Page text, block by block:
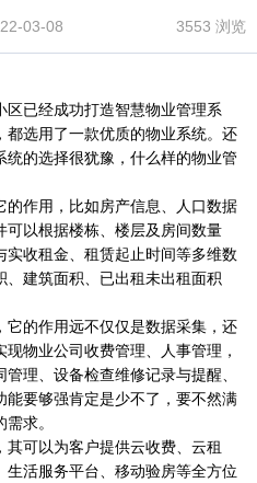
03-08 3553 浏览
已经成功打造智慧物业管理系
选用了一款优质的物业系统。还
的选择很犹豫，什么样的物业管
作用，比如房产信息、人口数据
可以根据楼栋、楼层及房间数量
收租金、租赁起止时间等多维数
建筑面积、已出租未出租面积
的作用远不仅仅是数据采集，还
物业公司收费管理、人事管理，
理、设备检查维修记录与提醒、
要够强肯定是少不了，要不然满
求。
可以为客户提供云收费、云租
活服务平台、移动验房等全方位